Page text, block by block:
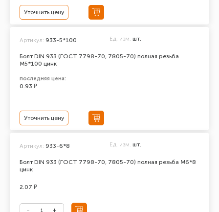
Уточнить цену
Болт DIN 933 (ГОСТ 7798-70, 7805-70) полная резьба
М5*100 цинк
Артикул: 933-5*100 Ед. изм. шт.
последняя цена:
0.93 ₽
Уточнить цену
Болт DIN 933 (ГОСТ 7798-70, 7805-70) полная резьба М6*8
цинк
Артикул: 933-6*8 Ед. изм. шт.
2.07 ₽